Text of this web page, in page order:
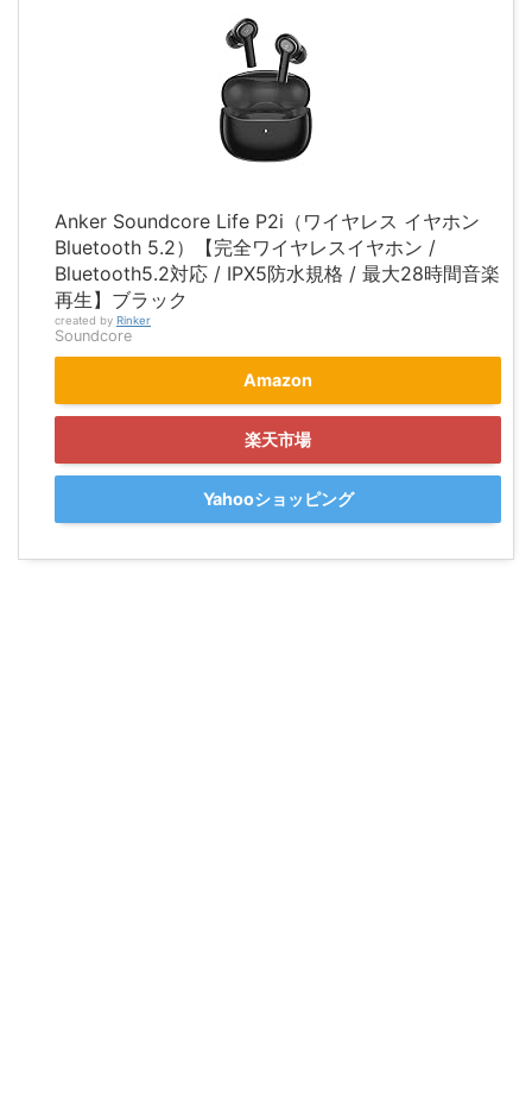
Anker Soundcore Life P2i（ワイヤレス イヤホン
Bluetooth 5.2）【完全ワイヤレスイヤホン /
Bluetooth5.2対応 / IPX5防水規格 / 最大28時間音楽
再生】ブラック
created by Rinker
Soundcore
Amazon
楽天市場
Yahooショッピング